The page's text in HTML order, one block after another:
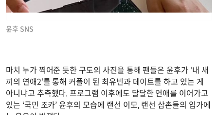
윤후 SNS
마치 누가 찍어준 듯한 구도의 사진을 통해 팬들은 윤후가 ‘내 새
끼의 연애2’를 통해 커플이 된 최유빈과 데이트를 하고 있는 게
아니냐고 추측했다. 프로그램 이후에도 달달한 연애를 이어가고
있는 ‘국민 조카’ 윤후의 모습에 랜선 이모, 랜선 삼촌들의 입가에